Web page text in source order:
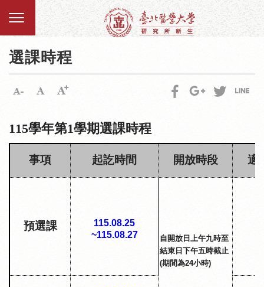
選課時程
115學年第1學期選課時程
事項 起訖時間 開放時段 適
預選課
115.08.25
~115.08.27
自開放日上午九時至
結束日下午五時截止
(期間為24小時)